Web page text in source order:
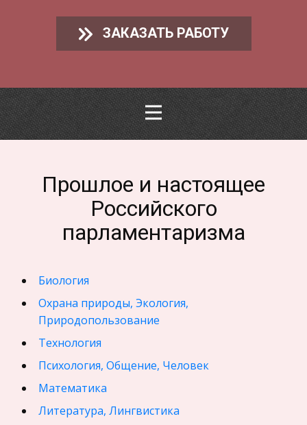
ЗАКАЗАТЬ РАБОТУ
Прошлое и настоящее
Российского
парламентаризма
Биология
Охрана природы, Экология,
Природопользование
Технология
Психология, Общение, Человек
Математика
Литература, Лингвистика